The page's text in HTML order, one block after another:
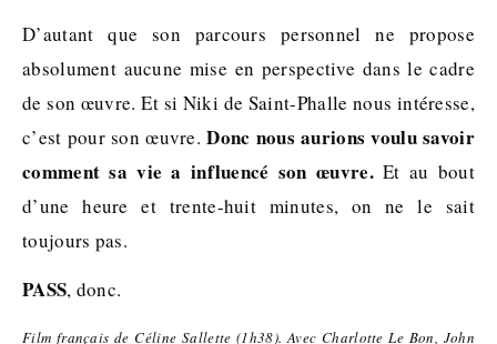
D’autant que son parcours personnel ne propose
absolument aucune mise en perspective dans le cadre
de son œuvre. Et si Niki de Saint-Phalle nous intéresse,
c’est pour son œuvre.Donc nous aurions voulu savoir
comment sa vie a influencé son œuvre.Et au bout
d’une heure et trente-huit minutes, on ne le sait
toujours pas.
PASS, donc.
Film français de Céline Sallette (1h38). Avec Charlotte Le Bon, John